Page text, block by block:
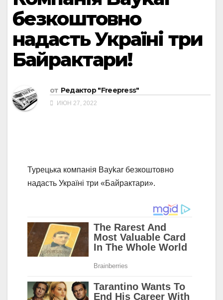
безкоштовно
надасть Україні три
Байрактари!
от Редактор "Freepress"
ИЮН 27, 2022
Турецька компанія Baykar безкоштовно
надасть Україні три «Байрактари».